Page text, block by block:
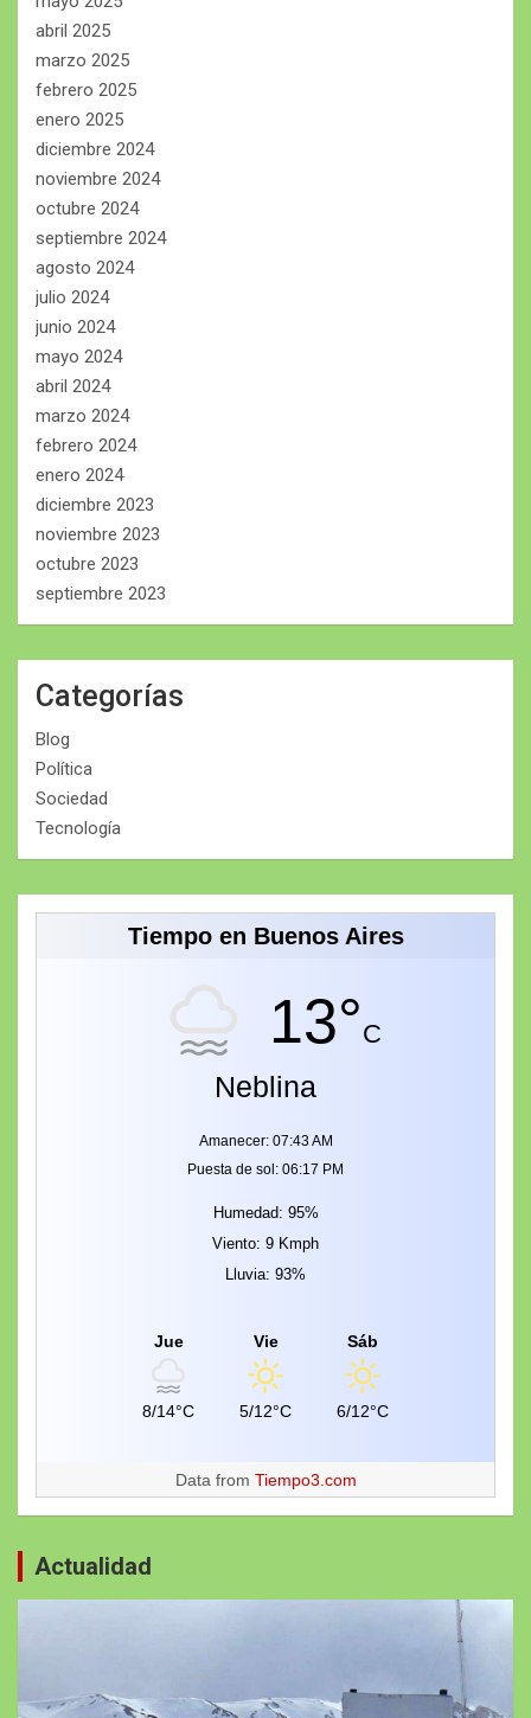
abril 2025
marzo 2025
febrero 2025
enero 2025
diciembre 2024
noviembre 2024
octubre 2024
septiembre 2024
agosto 2024
julio 2024
junio 2024
mayo 2024
abril 2024
marzo 2024
febrero 2024
enero 2024
diciembre 2023
noviembre 2023
octubre 2023
septiembre 2023
Categorías
Blog
Política
Sociedad
Tecnología
Tiempo en Buenos Aires
13°C
Neblina
Amanecer: 07:43 AM
Puesta de sol: 06:17 PM
Humedad: 95%
Viento: 9 Kmph
Lluvia: 93%
Jue
8/14°C
Vie
5/12°C
Sáb
6/12°C
Data from Tiempo3.com
Actualidad